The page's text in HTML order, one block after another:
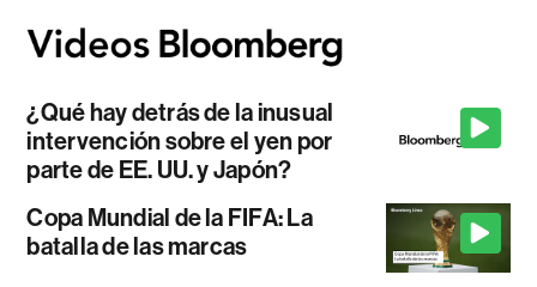
¿Qué hay detrás de la inusual
intervención sobre el yen por
parte de EE. UU. y Japón?
Copa Mundial de la FIFA: La
batalla de las marcas